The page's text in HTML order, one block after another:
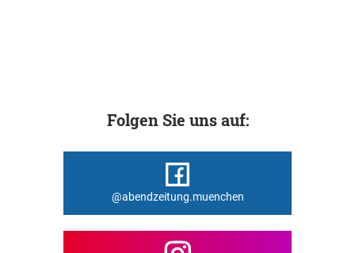
Folgen Sie uns auf:
@abendzeitung.muenchen